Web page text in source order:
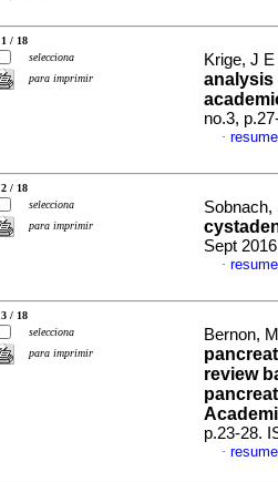
1 / 18
selecciona
para imprimir
Krige, J
analysis
no.3,
·
2 / 18
selecciona
para imprimir
Sept
·
3 / 18
selecciona
para imprimir
Bernon,
review
p.23-28.
·